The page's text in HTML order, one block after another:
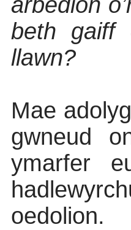
arbedion
beth gaiff
llawn?
Mae
gwneud
ymarfer
oedolion.